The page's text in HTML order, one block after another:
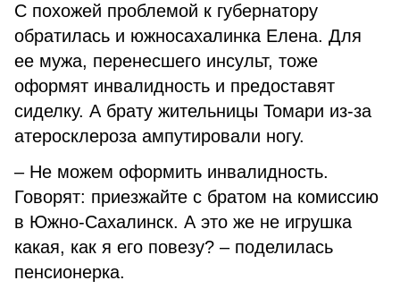
С похожей проблемой к губернатору
обратилась и южносахалинка Елена. Для
ее мужа, перенесшего инсульт, тоже
оформят инвалидность и предоставят
сиделку. А брату жительницы Томари из-за
атеросклероза ампутировали ногу.
– Не можем оформить инвалидность.
Говорят: приезжайте с братом на комиссию
в Южно-Сахалинск. А это же не игрушка
какая, как я его повезу? – поделилась
пенсионерка.